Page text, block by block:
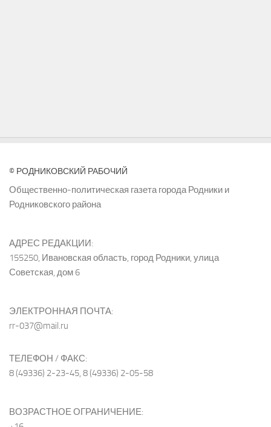
© РОДНИКОВСКИЙ РАБОЧИЙ
Общественно-политическая газета города Родники и
Родниковского района
АДРЕС РЕДАКЦИИ:
155250, Ивановская область, город Родники, улица
Советская, дом 6
ЭЛЕКТРОННАЯ ПОЧТА:
rr-037@mail.ru
ТЕЛЕФОН / ФАКС:
8 (49336) 2-23-45, 8 (49336) 2-05-58
ВОЗРАСТНОЕ ОГРАНИЧЕНИЕ: